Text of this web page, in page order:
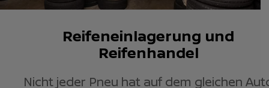
Reifeneinlagerung und
Reifenhandel
Nicht jeder Pneu hat auf dem gleichen